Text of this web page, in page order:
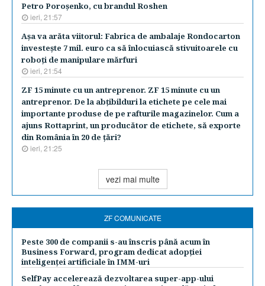
Petro Poroşenko, cu brandul Roshen
ieri, 21:57
Aşa va arăta viitorul: Fabrica de ambalaje Rondocarton
investeşte 7 mil. euro ca să înlocuiască stivuitoarele cu
roboţi de manipulare mărfuri
ieri, 21:54
ZF 15 minute cu un antreprenor. ZF 15 minute cu un
antreprenor. De la abţibilduri la etichete pe cele mai
importante produse de pe rafturile magazinelor. Cum a
ajuns Rottaprint, un producător de etichete, să exporte
din România în 20 de ţări?
ieri, 21:25
vezi mai multe
ZF COMUNICATE
Peste 300 de companii s-au înscris până acum în
Business Forward, program dedicat adopției
inteligenței artificiale în IMM-uri
SelfPay accelerează dezvoltarea super-app-ului